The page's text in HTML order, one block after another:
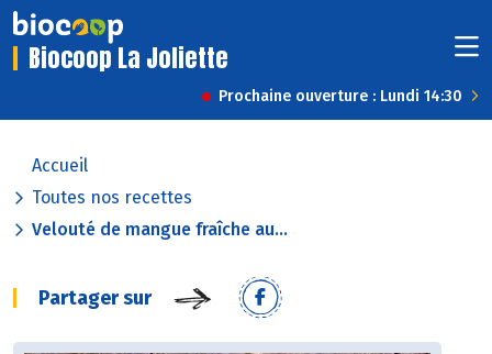
Biocoop La Joliette
Prochaine ouverture : Lundi 14:30
Accueil
Toutes nos recettes
Velouté de mangue fraîche au...
Partager sur